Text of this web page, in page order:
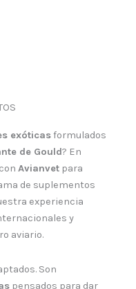
exóticasformulados
de Gould? En
Avianvet para
de suplementos
experiencia
y
aviario.
Son
pensados para dar